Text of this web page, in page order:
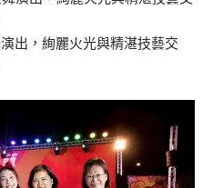
出，絢麗火光與精湛技藝交